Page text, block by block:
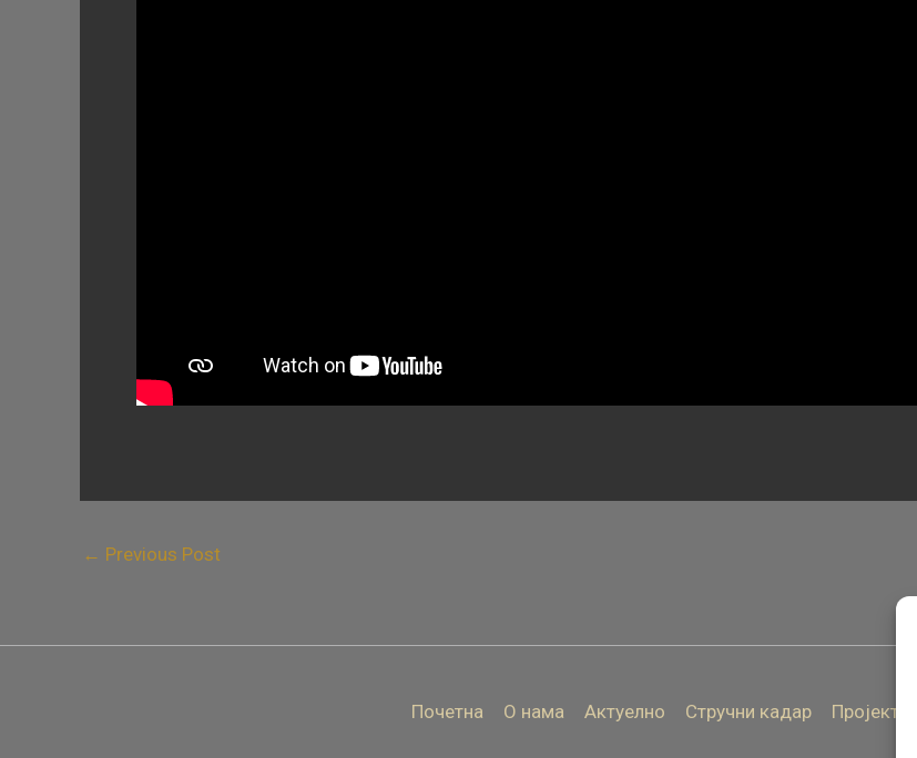
← Previous Post
Почетна О нама Актуелно Стручни кадар Пројекти